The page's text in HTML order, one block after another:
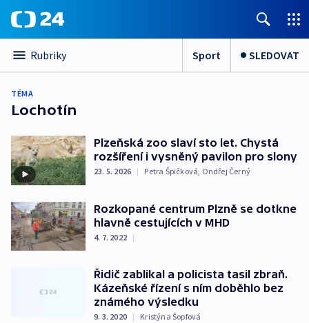
Rubriky Sport SLEDOVAT
TÉMA
Lochotín
Plzeňská zoo slaví sto let. Chystá
rozšíření i vysněný pavilon pro slony
23. 5. 2026 | Petra Špičková, Ondřej Černý
Rozkopané centrum Plzně se dotkne
hlavně cestujících v MHD
4. 7. 2022 |
Řidič zablikal a policista tasil zbraň.
Kázeňské řízení s ním doběhlo bez
známého výsledku
9. 3. 2020 | Kristýna Šopfová